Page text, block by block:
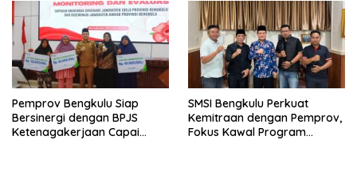
Masih Jadi Sorotan
Pemprov Bengkulu Siap
Bersinergi dengan BPJS
Ketenagakerjaan Capai
SMSI Bengkulu Perkuat
Kemitraan dengan Pemprov,
Fokus Kawal Program